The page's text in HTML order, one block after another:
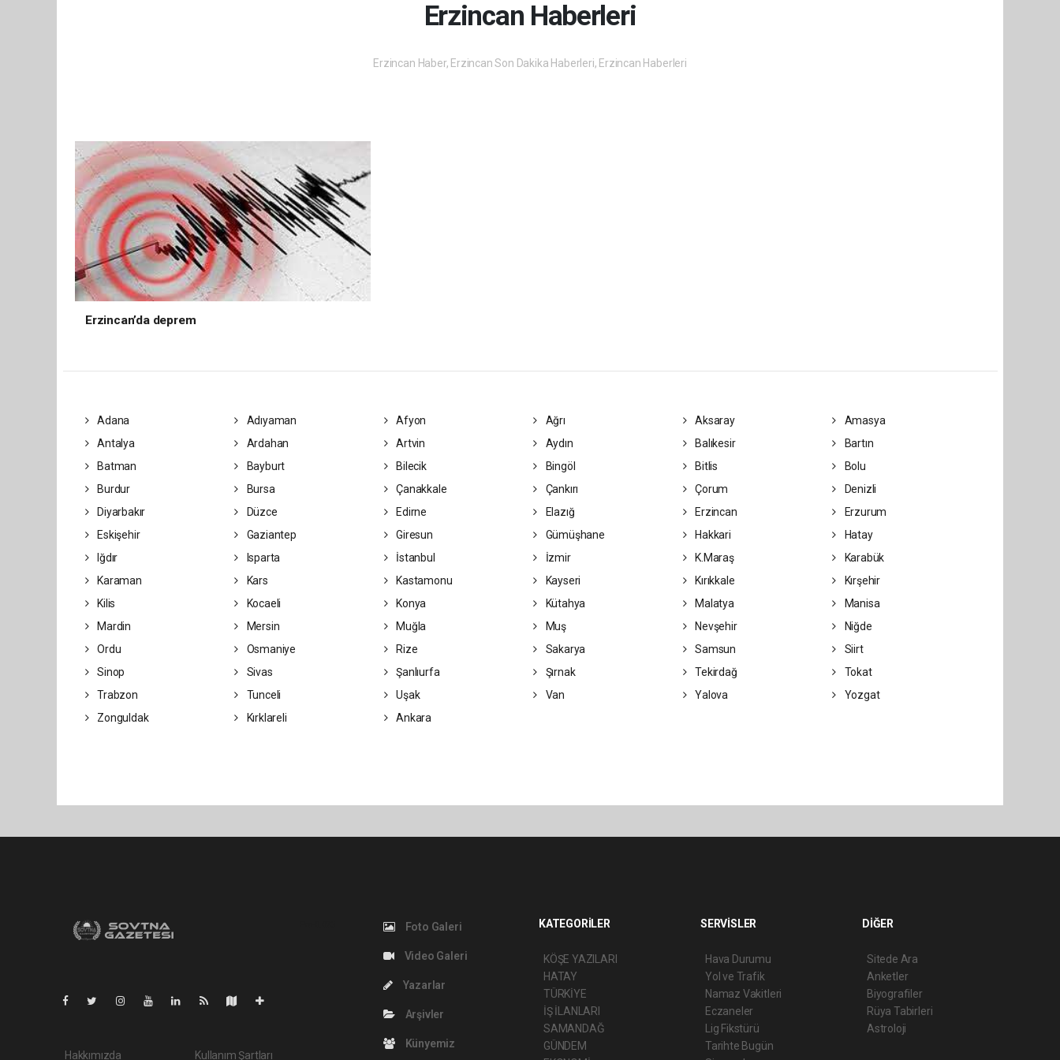
Erzincan Haberleri
Erzincan Haber, Erzincan Son Dakika Haberleri, Erzincan Haberleri
Erzincan’da deprem
Adana Adıyaman Afyon Ağrı Aksaray
Amasya
Antalya
Ardahan Artvin Aydın Balıkesir
Bartın
Batman
Bayburt Bilecik Bingöl Bitlis
Bolu
Burdur
Bursa Çanakkale Çankırı Çorum
Denizli
Diyarbakır
Düzce Edirne Elazığ Erzincan
Erzurum
Eskişehir
Gaziantep Giresun Gümüşhane Hakkari
Hatay
Iğdır
Isparta İstanbul İzmir K.Maraş
Karabük
Karaman
Kars Kastamonu Kayseri Kırıkkale
Kırşehir
Kilis
Kocaeli Konya Kütahya Malatya
Manisa
Mardin
Mersin Muğla Muş Nevşehir
Niğde
Ordu
Osmaniye Rize Sakarya Samsun
Siirt
Sinop
Sivas Şanlıurfa Şırnak Tekirdağ
Tokat
Trabzon
Tunceli Uşak Van Yalova
Yozgat
Zonguldak
Kırklareli Ankara
Hakkımızda Kullanım Şartları
Foto Galeri
Video Galeri
Yazarlar
Arşivler
Künyemiz
KATEGORİLER
KÖŞE YAZILARI
HATAY
TÜRKİYE
İŞ İLANLARI
SAMANDAĞ
GÜNDEM
SERVİSLER
Hava Durumu
Yol ve Trafik
Namaz Vakitleri
Eczaneler
Lig Fikstürü
Tarihte Bugün
DİĞER
Sitede Ara
Anketler
Biyografiler
Rüya Tabirleri
Astroloji